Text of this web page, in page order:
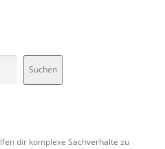
Suchen
dir komplexe Sachverhalte zu